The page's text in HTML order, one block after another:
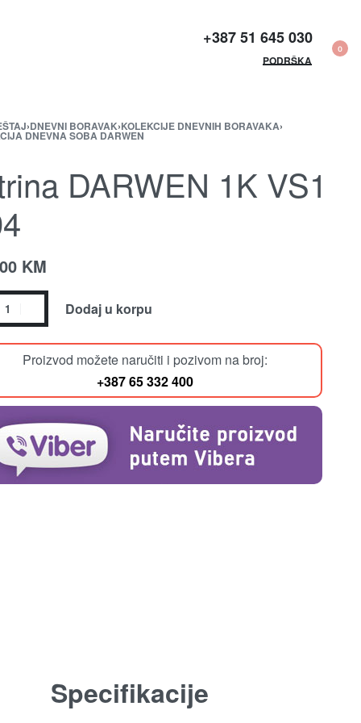
+387 51 645 030​
PODRŠKA
0
›DNEVNI BORAVAK›KOLEKCIJE DNEVNIH BORAVAKA›
DNEVNA SOBA DARWEN
DARWEN 1K VS1
KM
Dodaj u korpu
Proizvod možete naručiti i pozivom na broj:
+387 65 332 400
Specifikacije